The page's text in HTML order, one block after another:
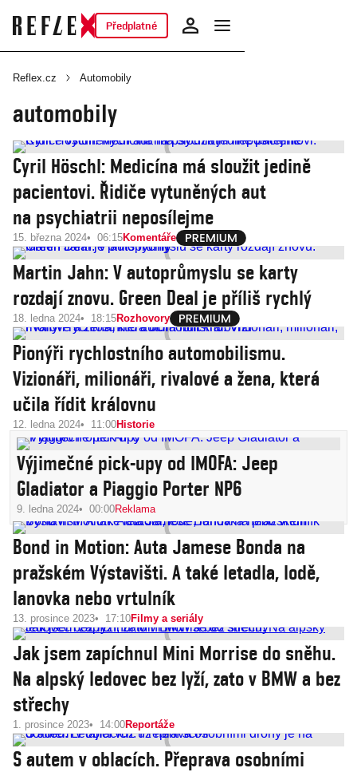
Předplatné
Reflex.cz Automobily
automobily
Cyril Höschl: Medicína má sloužit jedině
pacientovi. Řidiče vytuněných aut
na psychiatrii neposílejme
15. března 2024 06:15Komentáře
Martin Jahn: V autoprůmyslu se karty
rozdají znovu. Green Deal je příliš rychlý
18. ledna 2024 18:15Rozhovory
Pionýři rychlostního automobilismu.
Vizionáři, milionáři, rivalové a žena, která
učila řídit královnu
12. ledna 2024 11:00Historie
Výjimečné pick-upy od IMOFA: Jeep
Gladiator a Piaggio Porter NP6
9. ledna 2024 00:00Reklama
Bond in Motion: Auta Jamese Bonda na
pražském Výstavišti. A také letadla, lodě,
lanovka nebo vrtulník
13. prosince 2023 17:10Filmy a seriály
Jak jsem zapíchnul Mini Morrise do sněhu.
Na alpský ledovec bez lyží, zato v BMW a bez
střechy
1. prosince 2023 14:00Reportáže
S autem v oblacích. Přeprava osobními